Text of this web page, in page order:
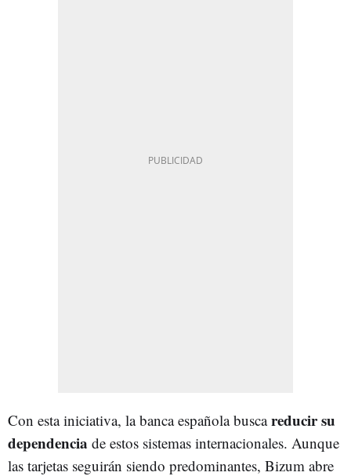
Con esta iniciativa, la banca española buscareducir su
dependencia de estos sistemas internacionales. Aunque
las tarjetas seguirán siendo predominantes, Bizum abre